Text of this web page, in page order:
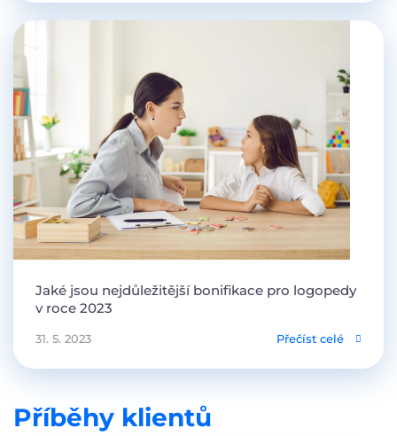
Jaké jsou nejdůležitější bonifikace pro logopedy
v roce 2023
31. 5. 2023 Přečíst celé
Příběhy klientů